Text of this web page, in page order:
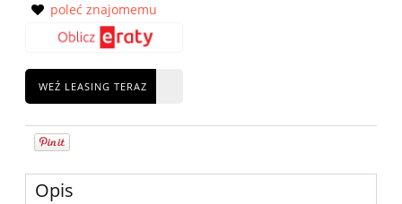
poleć znajomemu
WEŹ LEASING TERAZ
Opis